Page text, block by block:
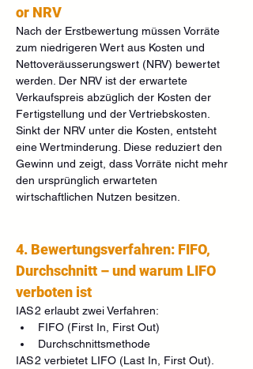
or NRV
Nach der Erstbewertung müssen Vorräte
zum niedrigeren Wert aus Kosten und
Nettoveräusserungswert (NRV) bewertet
werden. Der NRV ist der erwartete
Verkaufspreis abzüglich der Kosten der
Fertigstellung und der Vertriebskosten.
Sinkt der NRV unter die Kosten, entsteht
eine Wertminderung. Diese reduziert den
Gewinn und zeigt, dass Vorräte nicht mehr
den ursprünglich erwarteten
wirtschaftlichen Nutzen besitzen.
4. Bewertungsverfahren: FIFO,
Durchschnitt – und warum LIFO
verboten ist
IAS 2 erlaubt zwei Verfahren:
FIFO (First In, First Out)
Durchschnittsmethode
IAS 2 verbietet LIFO (Last In, First Out).